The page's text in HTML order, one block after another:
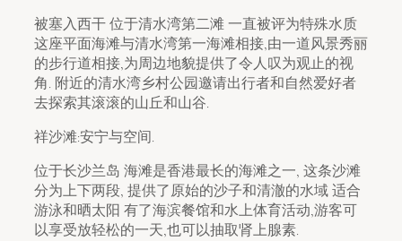
被塞入西干 位于清水湾第二滩 一直被评为特殊水质
这座平面海滩与清水湾第一海滩相接,由一道风景秀丽
的步行道相接,为周边地貌提供了令人叹为观止的视
角. 附近的清水湾乡村公园邀请出行者和自然爱好者
去探索其滚滚的山丘和山谷.
祥沙滩:安宁与空间.
位于长沙兰岛 海滩是香港最长的海滩之一, 这条沙滩
分为上下两段, 提供了原始的沙子和清澈的水域 适合
游泳和晒太阳 有了海滨餐馆和水上体育活动,游客可
以享受放轻松的一天,也可以抽取肾上腺素.